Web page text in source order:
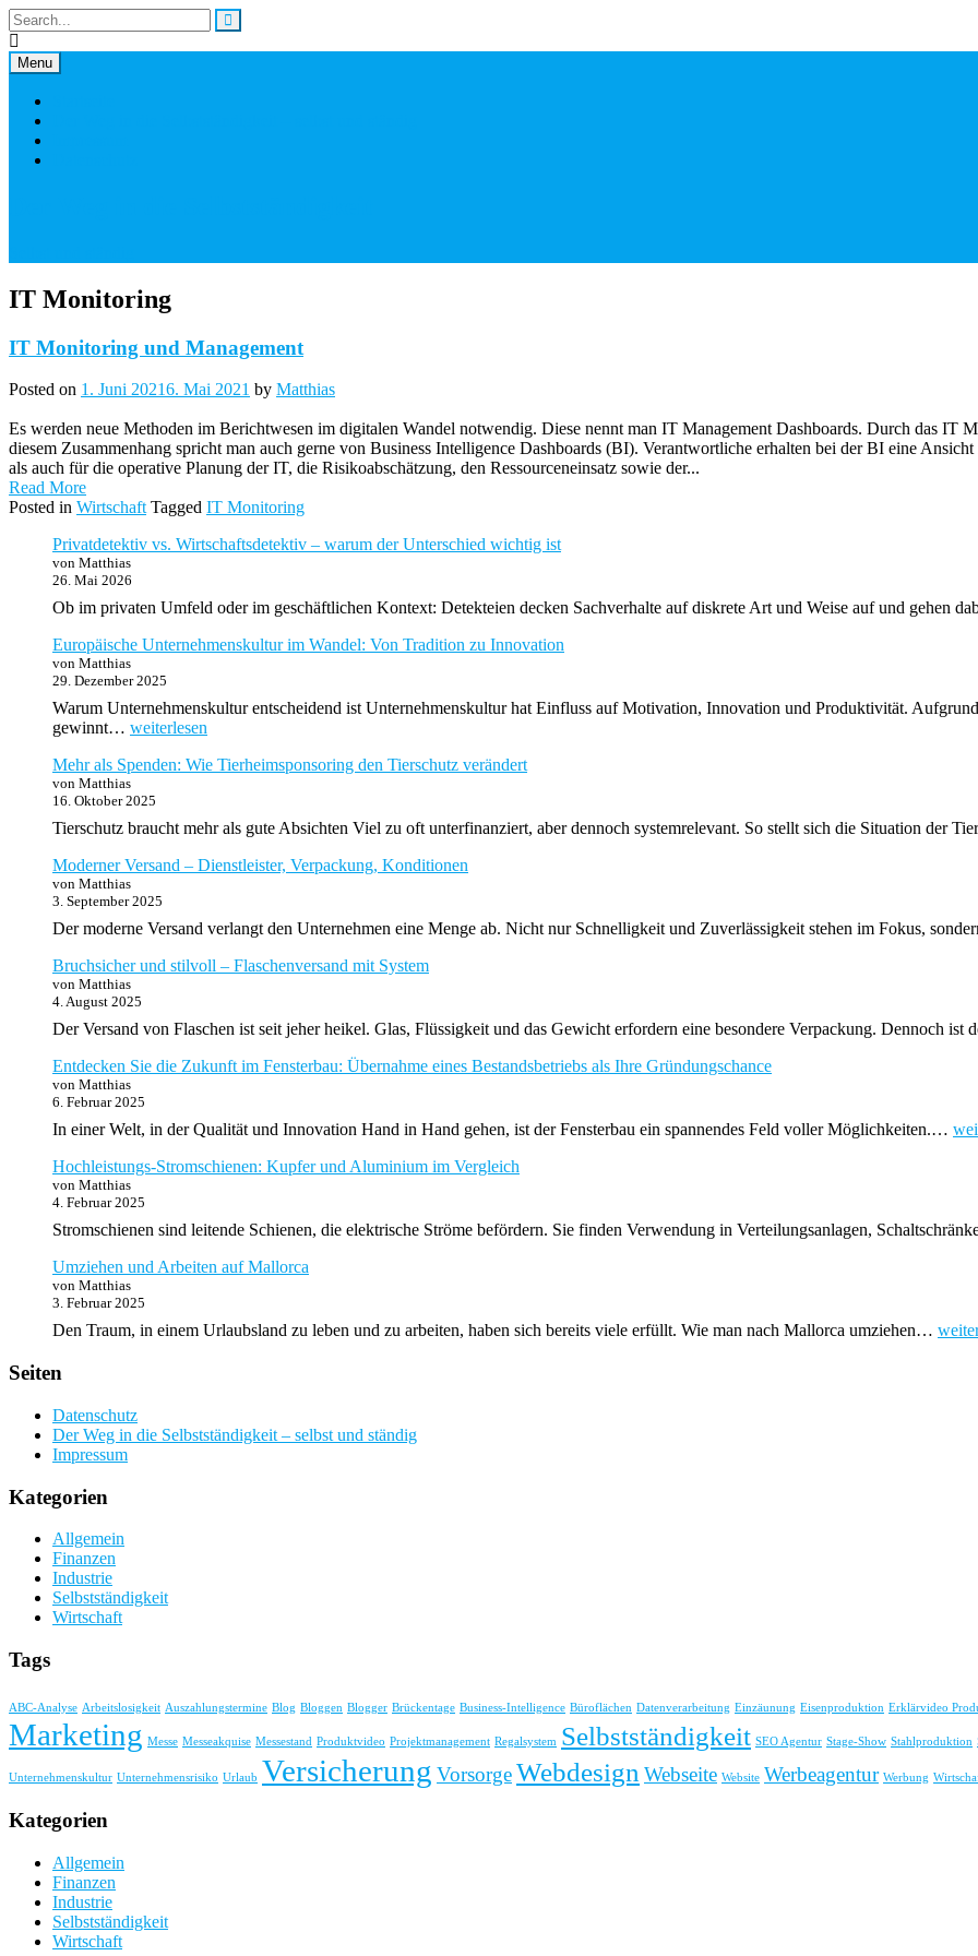
Skip
to
content
Menu
IT Monitoring
IT Monitoring und Management
Posted on 1. Juni 20216. Mai 2021 by Matthias
Es werden neue Methoden im Berichtwesen im digitalen Wandel notwendig. Diese nennt man IT Management Dashboards. Durch das IT
diesem Zusammenhang spricht man auch gerne von Business Intelligence Dashboards (BI). Verantwortliche erhalten bei der BI eine
als auch für die operative Planung der IT, die Risikoabschätzung, den Ressourceneinsatz sowie der...
Read More
Posted in Wirtschaft Tagged IT Monitoring
Privatdetektiv vs. Wirtschaftsdetektiv – warum der Unterschied wichtig ist
von Matthias
26. Mai 2026
Ob im privaten Umfeld oder im geschäftlichen Kontext: Detekteien decken Sachverhalte auf diskrete Art und Weise auf und gehen
Europäische Unternehmenskultur im Wandel: Von Tradition zu Innovation
von Matthias
29. Dezember 2025
Warum Unternehmenskultur entscheidend ist Unternehmenskultur hat Einfluss auf Motivation, Innovation und Produktivität.
gewinnt… Europäische
im
Wandel:
Von
Tradition
Innovation
weiterlesen
Mehr als Spenden: Wie Tierheimsponsoring den Tierschutz verändert
von Matthias
16. Oktober 2025
Tierschutz braucht mehr als gute Absichten Viel zu oft unterfinanziert, aber dennoch systemrelevant. So stellt sich die Situation der
Moderner Versand – Dienstleister, Verpackung, Konditionen
von Matthias
3. September 2025
Der moderne Versand verlangt den Unternehmen eine Menge ab. Nicht nur Schnelligkeit und Zuverlässigkeit stehen im Fokus,
Bruchsicher und stilvoll – Flaschenversand mit System
von Matthias
4. August 2025
Der Versand von Flaschen ist seit jeher heikel. Glas, Flüssigkeit und das Gewicht erfordern eine besondere Verpackung. Dennoch ist
Entdecken Sie die Zukunft im Fensterbau: Übernahme eines Bestandsbetriebs als Ihre Gründungschance
von Matthias
6. Februar 2025
In einer Welt, in der Qualität und Innovation Hand in Hand gehen, ist der Fensterbau ein spannendes Feld voller Möglichkeiten.…
Ihre
Hochleistungs-Stromschienen: Kupfer und Aluminium im Vergleich
von Matthias
4. Februar 2025
Stromschienen sind leitende Schienen, die elektrische Ströme befördern. Sie finden Verwendung in Verteilungsanlagen,
Umziehen und Arbeiten auf Mallorca
von Matthias
3. Februar 2025
Den Traum, in einem Urlaubsland zu leben und zu arbeiten, haben sich bereits viele erfüllt. Wie man nach Mallorca umziehen…
Seiten
Datenschutz
Der Weg in die Selbstständigkeit – selbst und ständig
Impressum
Kategorien
Allgemein
Finanzen
Industrie
Selbstständigkeit
Wirtschaft
Tags
ABC-Analyse Arbeitslosigkeit Auszahlungstermine Blog Bloggen Blogger Brückentage Business-Intelligence Büroflächen Datenverarbeitung Einzäunung Eisenproduktion Erklärvideo
Marketing Messe Messeakquise Messestand Produktvideo Projektmanagement Regalsystem Selbstständigkeit SEO Agentur Stage-Show Stahlproduktion
Unternehmenskultur Unternehmensrisiko Urlaub Versicherung VorsorgeWebdesign Webseite Website Werbeagentur Werbung
Kategorien
Allgemein
Finanzen
Industrie
Selbstständigkeit
Wirtschaft